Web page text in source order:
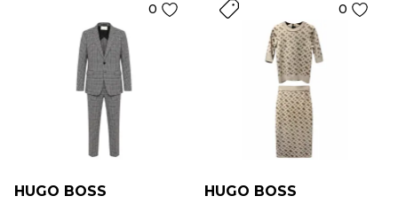
0
HUGO BOSS
0
HUGO BOSS